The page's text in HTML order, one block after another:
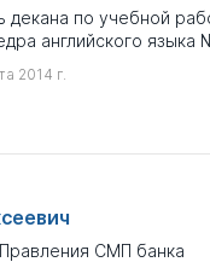
по учебной
английского языка
2014 г.
СМП банка